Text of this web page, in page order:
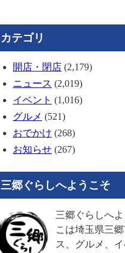
カテゴリ
開店・閉店 (2,179)
ニュース (2,019)
イベント (1,016)
グルメ (521)
おでかけ (268)
お知らせ (267)
三郷ぐらしへようこそ
三郷ぐらしへ
こは埼玉県三
ス、グルメ、